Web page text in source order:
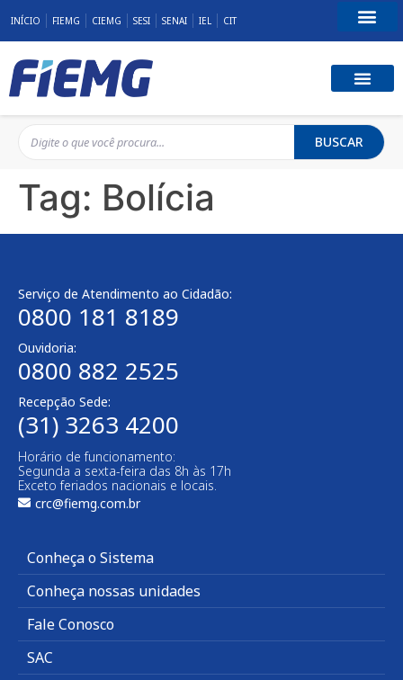
INÍCIO FIEMG CIEMG SESI SENAI IEL CIT
BUSCAR
Tag: Bolícia
Serviço de Atendimento ao Cidadão:
0800 181 8189
Ouvidoria:
0800 882 2525
Recepção Sede:
(31) 3263 4200
Horário de funcionamento:
Segunda a sexta-feira das 8h às 17h
Exceto feriados nacionais e locais.
crc@fiemg.com.br
Conheça o Sistema
Conheça nossas unidades
Fale Conosco
SAC